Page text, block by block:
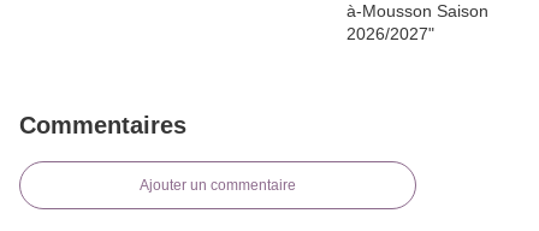
Commentaires
Ajouter un commentaire